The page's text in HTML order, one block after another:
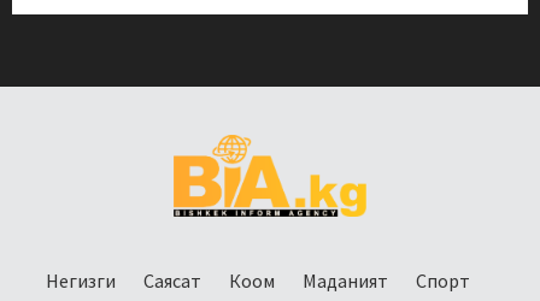
Негизги Саясат Коом Маданият Спорт